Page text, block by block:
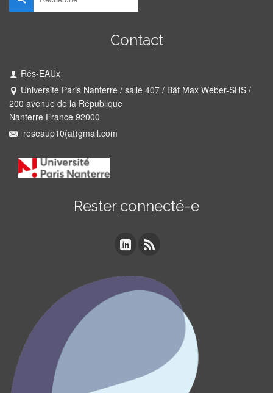
Contact
Rés-EAUx
Université Paris Nanterre / salle 407 / Bât Max Weber-SHS /
200 avenue de la République
Nanterre France 92000
reseaup10(at)gmail.com
Rester connecté-e